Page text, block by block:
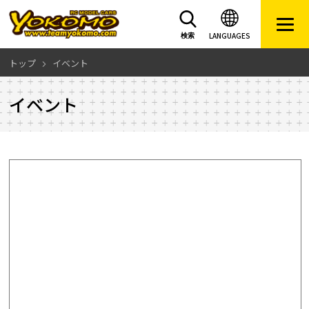
LANGUAGES
検索
トップ イベント
イベント